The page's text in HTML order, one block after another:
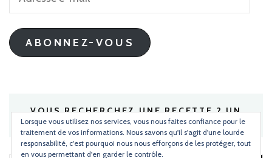
mail
ABONNEZ-VOUS
VOUS RECHERCHEZ UNE RECETTE ? UN
INGRÉDIENT ?
Lorsque vous utilisez nos services, vous nous faites confiance pour le
traitement de vos informations. Nous savons qu'il s'agit d'une lourde
responsabilité, c'est pourquoi nous nous efforçons de les protéger, tout
en vous permettant d'en garder le contrôle.